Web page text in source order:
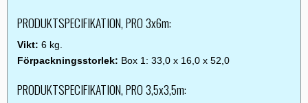
PRODUKTSPECIFIKATION, PRO 3x6m:
Vikt: 6 kg.
Förpackningsstorlek: Box 1: 33,0 x 16,0 x 52,0
PRODUKTSPECIFIKATION, PRO 3,5x3,5m: